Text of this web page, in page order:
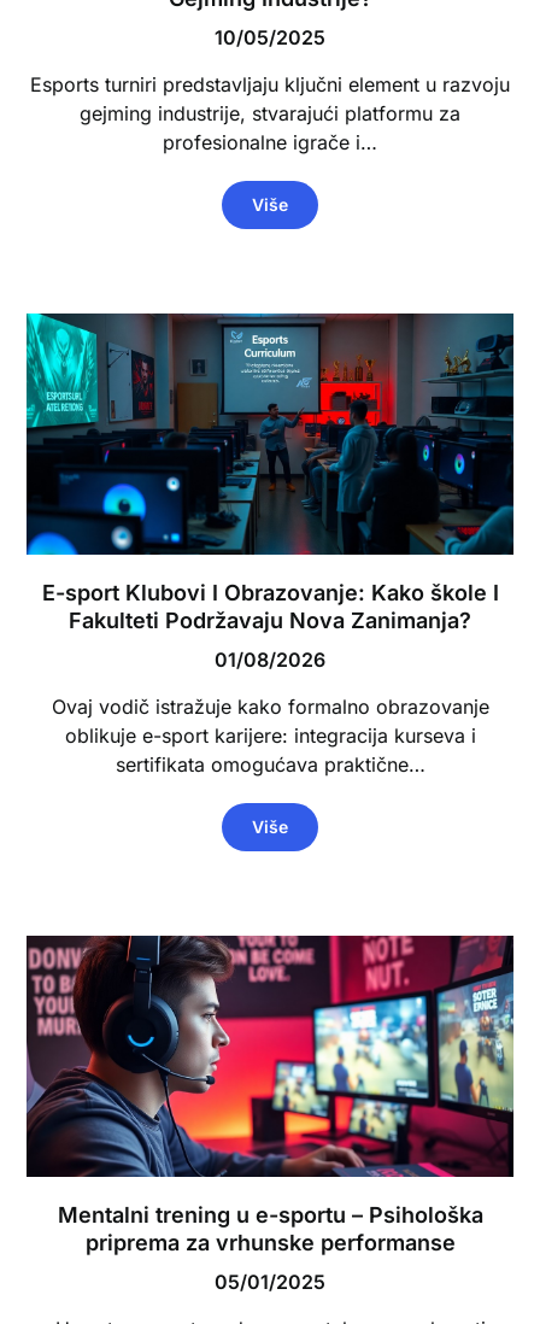
10/05/2025
Esports turniri predstavljaju ključni element u razvoju
gejming industrije, stvarajući platformu za
profesionalne igrače i…
Više
E-sport Klubovi I Obrazovanje: Kako škole I
Fakulteti Podržavaju Nova Zanimanja?
01/08/2026
Ovaj vodič istražuje kako formalno obrazovanje
oblikuje e-sport karijere: integracija kurseva i
sertifikata omogućava praktične…
Više
Mentalni trening u e-sportu – Psihološka
priprema za vrhunske performanse
05/01/2025